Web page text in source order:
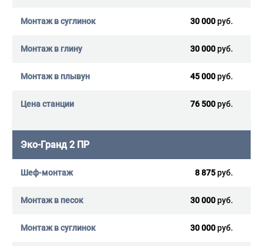
30 000руб.
30 000руб.
45 000руб.
76 500руб.
Эко-Гранд 2 ПР
8 875руб.
30 000руб.
30 000руб.